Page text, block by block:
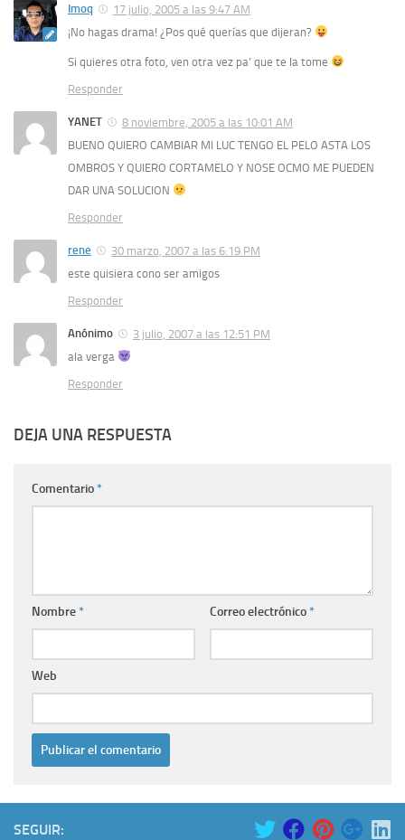
Imoq
17 julio, 2005 a las 9:47 AM
¡No hagas drama! ¿Pos qué querías que dijeran?
Si quieres otra foto, ven otra vez pa’ que te la tome
Responder
YANET
8 noviembre, 2005 a las 10:01 AM
BUENO QUIERO CAMBIAR MI LUC TENGO EL PELO ASTA LOS
OMBROS Y QUIERO CORTAMELO Y NOSE OCMO ME PUEDEN
DAR UNA SOLUCION
Responder
rene
30 marzo, 2007 a las 6:19 PM
este quisiera cono ser amigos
Responder
Anónimo
3 julio, 2007 a las 12:51 PM
ala verga
Responder
DEJA UNA RESPUESTA
Comentario*
Nombre* Correo electrónico*
Web
SEGUIR: